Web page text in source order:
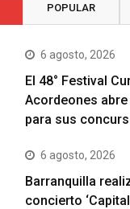
POPULAR
6 agosto, 2026
El 48° Festival
Acordeones
para sus
6 agosto, 2026
Barranquilla
concierto